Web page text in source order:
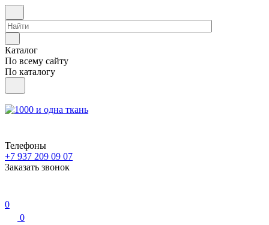
Каталог
По всему сайту
По каталогу
Телефоны
+7 937 209 09 07
Заказать звонок
0
0